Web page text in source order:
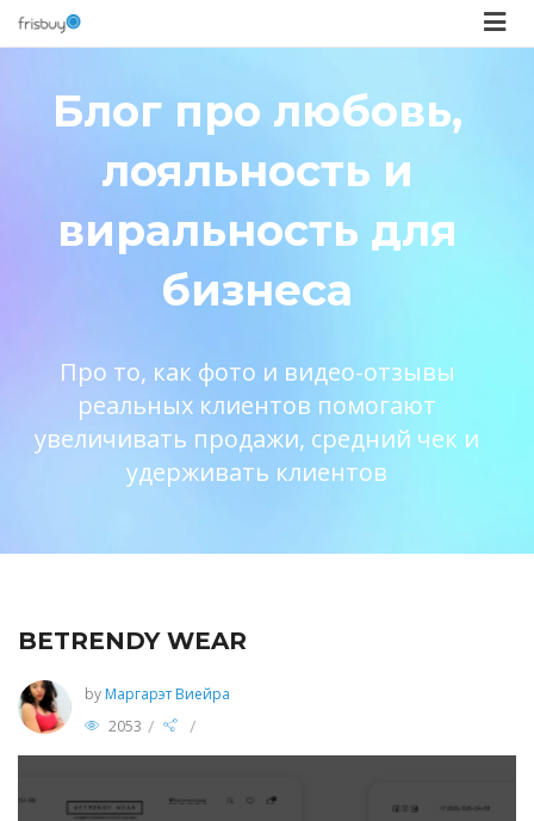
Блог про любовь,
лояльность и
виральность для
бизнеса
Про то, как фото и видео-отзывы
реальных клиентов помогают
увеличивать продажи, средний чек и
удерживать клиентов
BETRENDY WEAR
by Маргарэт Виейра
2053 / /